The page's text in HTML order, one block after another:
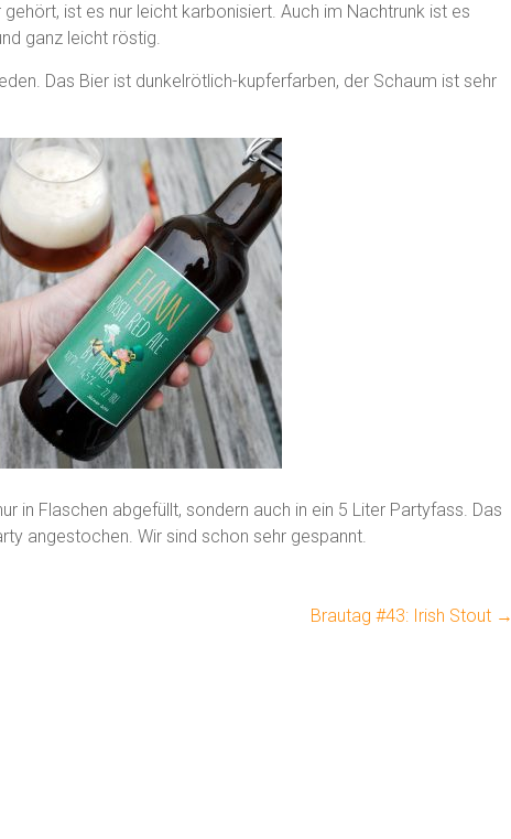
ist es nur leicht karbonisiert. Auch im Nachtrunk ist es
ganz leicht röstig.
Das Bier ist dunkelrötlich-kupferfarben, der Schaum ist sehr
in Flaschen abgefüllt, sondern auch in ein 5 Liter Partyfass. Das
angestochen. Wir sind schon sehr gespannt.
Brautag #43: Irish Stout →